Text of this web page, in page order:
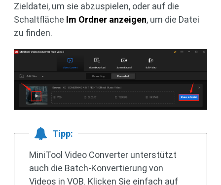
Zieldatei, um sie abzuspielen, oder auf die
Schaltfläche Im Ordner anzeigen, um die Datei
zu finden.
Tipp:
MiniTool Video Converter unterstützt
auch die Batch-Konvertierung von
Videos in VOB. Klicken Sie einfach auf